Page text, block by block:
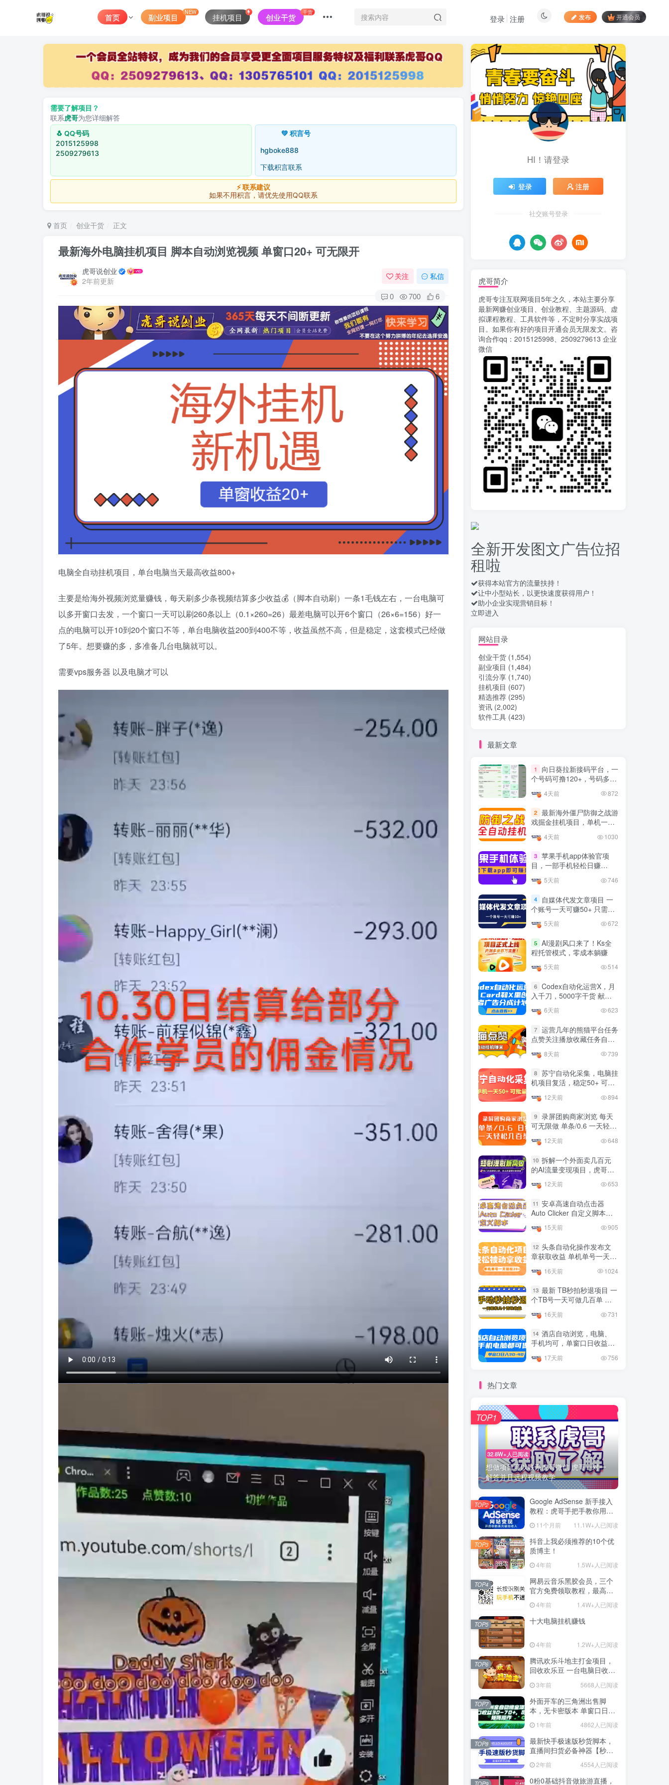
首页 副业项目
NEW
挂机项目 创业干货
干货
发布 开通会员
登录 注册
需要了解项目？
联系虎哥为您详细解答
🐧 QQ号码
2015125998
2509279613
💚 积言号
hgboke888
下载积言联系
⚡ 联系建议
如果不用积言，请优先使用QQ联系
首页 创业干货 正文
最新海外电脑挂机项目 脚本自动浏览视频 单窗口20+ 可无限开
虎哥说创业
2年前更新
关注 私信
0 700 6
电脑全自动挂机项目，单台电脑当天最高收益800+
主要是给海外视频浏览量赚钱，每天刷多少条视频结算多少收益💰（脚本自动刷）一条1毛钱左右，一台电脑可
以多开窗口去发，一个窗口一天可以刷260条以上（0.1×260=26）最差电脑可以开6个窗口（26×6=156）好一
点的电脑可以开10到20个窗口不等，单台电脑收益200到400不等，收益虽然不高，但是稳定，这套模式已经做
了5年。想要赚的多，多准备几台电脑就可以。
需要vps服务器 以及电脑才可以
最新文章
1 向日葵拉新接码平台，一
个号码可撸120+，号码多的
翻倍
4天前 872
2 最新海外僵尸防御之战游
戏掘金挂机项目，单机一天
150+
4天前
苹果手机app体验官项
50+的项目 只需动动手指下
载安装app即可获取高额收
个账号一天可赚50+ 只需动
5
AI漫剧风口来了！Ks全
入千刀，5000字干货 献给
喜欢出海的朋友
6天前 623
7
运营几年的熊猫平台任务
点赞关注播放收藏任务自动
量
739
8
苏宁自动化采集，电脑挂
机项目复活，稳定50+ 可批
量
12天前 894
9 录屏团购商家浏览 每天
可无限做 单条/0.6 一天轻松
几百条 每天日结 多做多得
12天前 648
10
拆解一个外面卖几百元
的AI流量变现项目，虎哥这
里免费分享操作玩法
12天前 653
12 头条自动化操作发布文
13 最新 TB秒拍秒退项目 一
个TB号一天可做几百单 单
热门文章
想做项目可以联系虎哥微信 虎哥一对一
解答并且远程视频教学
TOP1
Google AdSense 新手接入
教程：虎哥手把手教你用网
站赚取美元收入
TOP2
质博主！
4年前 1.5W+人已阅读
网易云音乐黑胶会员，三个
官方免费领取教程，最高可
领1年
4年前 1.4W+人已阅读
十大电脑挂机赚钱
4年前 1.2W+人已阅读
TOP5
腾讯欢乐斗地主打金项目，
回收欢乐豆 一台电脑日收益
500+
3年前 5668人已阅读
TOP6
外面开车的三角洲出售脚
本，无卡密版本 单窗口日收
益30-70+ 可批量操作
1年前 4862人已阅读
TOP7
最新快手极速版秒货脚本，
直播间扫货必备神器【秒货
2年前 4554人已阅读
TOP8
0粉0基础抖音做旅游直播，
30天带货250万GMV，纯利
10万，及经验
TOP9
国内最多电脑挂机赚钱项目
TOP10
友情链接申请联系虎哥
HI！请登录
登录 注册
社交账号登录
虎哥简介
虎哥专注互联网项目5年之久，本站主要分享
最新网赚创业项目、创业教程、主题源码、虚
拟课程教程、工具软件等，不定时分享实战项
目。如果你有好的项目开通会员无限发文。咨
询合作qq：2015125998、2509279613 企业
微信
全新开发图文广告位招
租啦
获得本站官方的流量扶持！
让中小型站长，以更快速度获得用户！
助小企业实现营销目标！
立即进入
网站目录
创业干货 (1,554)
副业项目 (1,484)
引流分享 (1,740)
挂机项目 (607)
精选推荐 (295)
资讯 (2,002)
软件工具 (423)
最新文章
1
向日葵拉新接码平台，一
个号码可撸120+，号码多的
4天前 872
2 最新海外僵尸防御之战游
戏掘金挂机项目，单机一天
4天前 1030
3 苹果手机app体验官项
目，一部手机轻松日赚
载安装app即可获取高额收
5天前 746
4
自媒体代发文章项目 一
个账号一天可赚50+ 只需动
5天前 672
5 AI漫剧风口来了！Ks全
程托管模式，零成本躺赚
5天前 514
6 Codex自动化运营X，月
入千刀，5000字干货 献给
6天前 623
7 运营几年的熊猫平台任务
点赞关注播放收藏任务自动
量
8天前 739
8 苏宁自动化采集，电脑挂
机项目复活，稳定50+ 可批
12天前 894
9 录屏团购商家浏览 每天
可无限做 单条/0.6 一天轻松
12天前 648
10 拆解一个外面卖几百元
的AI流量变现项目，虎哥这
12天前 653
11 安卓高速自动点击器
Auto Clicker 自定义脚本、
工具15天前 905
12 头条自动化操作发布文
章获取收益 单机单号一天下
16天前 1024
13 最新 TB秒拍秒退项目 一
个TB号一天可做几百单 单
16天前 731
14 酒店自动浏览，电脑、
手机均可，单窗口日收益30
17天前 756
热门文章
32.8W+人已阅读
想做项目可以联系虎哥微信 虎哥一对一
解答并且远程视频教学
TOP1
Google AdSense 新手接入
教程：虎哥手把手教你用网
站赚取美元收入
11个月前 11.1W+人已阅读
TOP2
抖音上我必须推荐的10个优
质博主！
4年前 1.5W+人已阅读
TOP3
网易云音乐黑胶会员，三个
官方免费领取教程，最高可
领1年
4年前 1.4W+人已阅读
TOP4
十大电脑挂机赚钱
4年前 1.2W+人已阅读
TOP5
腾讯欢乐斗地主打金项目，
回收欢乐豆 一台电脑日收益
3年前 5668人已阅读
TOP6
外面开车的三角洲出售脚
本，无卡密版本 单窗口日收
1年前 4862人已阅读
TOP7
最新快手极速版秒货脚本，
直播间扫货必备神器【秒货
2年前 4554人已阅读
TOP8
0粉0基础抖音做旅游直播，